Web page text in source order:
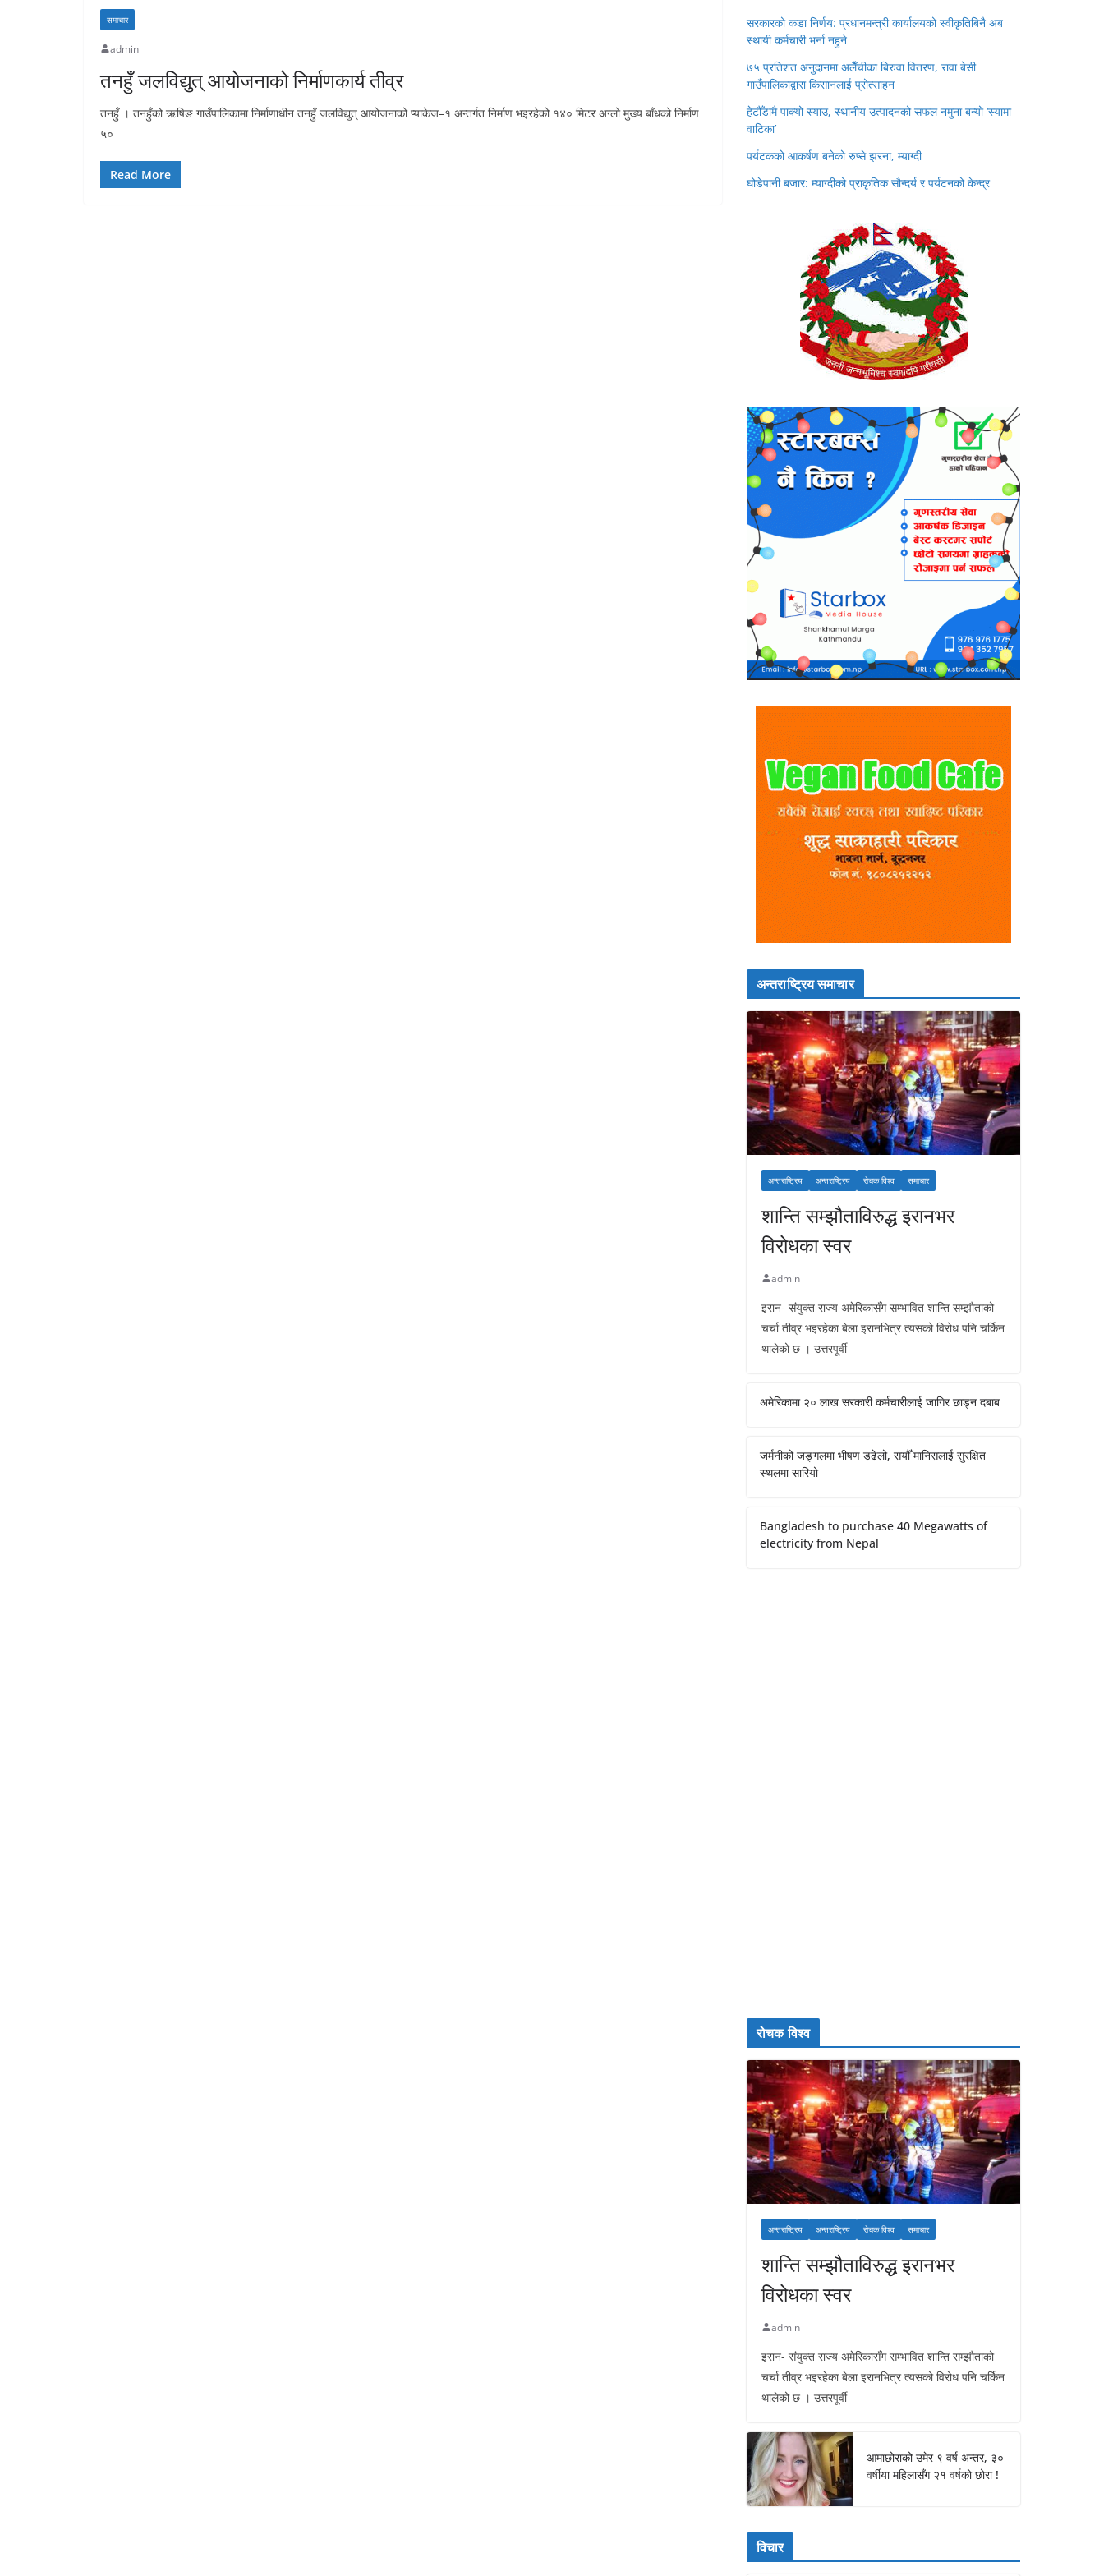
समाचार
admin
तनहुँ जलविद्युत् आयोजनाको निर्माणकार्य तीव्र
तनहुँ । तनहुँको ऋषिङ गाउँपालिकामा निर्माणाधीन तनहुँ जलविद्युत् आयोजनाको प्याकेज–१ अन्तर्गत निर्माण भइरहेको १४० मिटर अग्लो मुख्य बाँधको निर्माण
५०
Read More
सरकारको कडा निर्णय: प्रधानमन्त्री कार्यालयको स्वीकृतिबिनै अब
स्थायी कर्मचारी भर्ना नहुने
७५ प्रतिशत अनुदानमा अलैँचीका बिरुवा वितरण, रावा बेसी
गाउँपालिकाद्वारा किसानलाई प्रोत्साहन
हेटौँडामै पाक्यो स्याउ, स्थानीय उत्पादनको सफल नमुना बन्यो ‘स्यामा
वाटिका’
पर्यटकको आकर्षण बनेको रुप्से झरना, म्याग्दी
घोडेपानी बजार: म्याग्दीको प्राकृतिक सौन्दर्य र पर्यटनको केन्द्र
अन्तराष्ट्रिय समाचार
अन्तराष्ट्रिय अन्तराष्ट्रिय रोचक विश्व समाचार
शान्ति सम्झौताविरुद्ध इरानभर
विरोधका स्वर
admin
इरान- संयुक्त राज्य अमेरिकासँग सम्भावित शान्ति सम्झौताको
चर्चा तीव्र भइरहेका बेला इरानभित्र त्यसको विरोध पनि चर्किन
थालेको छ । उत्तरपूर्वी
अमेरिकामा २० लाख सरकारी कर्मचारीलाई जागिर छाड्न दबाब
जर्मनीको जङ्गलमा भीषण डढेलो, सयौँ मानिसलाई सुरक्षित
स्थलमा सारियो
Bangladesh to purchase 40 Megawatts of
electricity from Nepal
रोचक विश्व
अन्तराष्ट्रिय अन्तराष्ट्रिय रोचक विश्व समाचार
शान्ति सम्झौताविरुद्ध इरानभर
विरोधका स्वर
admin
इरान- संयुक्त राज्य अमेरिकासँग सम्भावित शान्ति सम्झौताको
चर्चा तीव्र भइरहेका बेला इरानभित्र त्यसको विरोध पनि चर्किन
थालेको छ । उत्तरपूर्वी
आमाछोराको उमेर ९ वर्ष अन्तर, ३०
वर्षीया महिलासँग २१ वर्षको छोरा !
विचार